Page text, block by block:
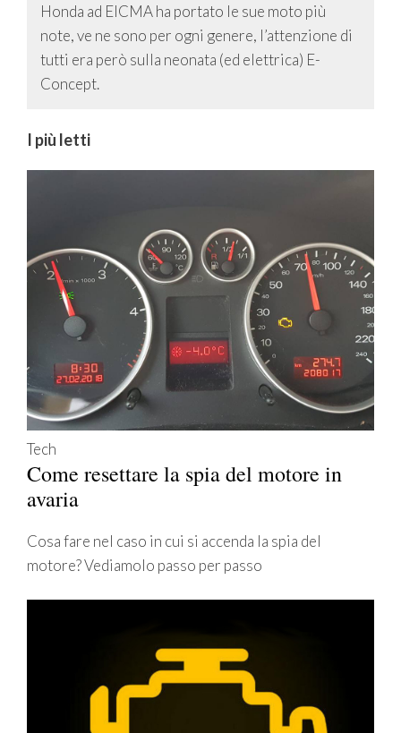
Honda ad EICMA ha portato le sue moto più
note, ve ne sono per ogni genere, l’attenzione di
tutti era però sulla neonata (ed elettrica) E-
Concept.
I più letti
Tech
Come resettare la spia del motore in
avaria
Cosa fare nel caso in cui si accenda la spia del
motore? Vediamolo passo per passo